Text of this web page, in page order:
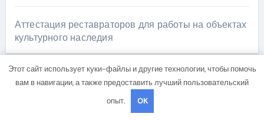
Аттестация реставраторов для работы на объектах
культурного наследия
Этот сайт использует куки-файлы и другие технологии, чтобы помочь
вам в навигации, а также предоставить лучший пользовательский
опыт.
OK